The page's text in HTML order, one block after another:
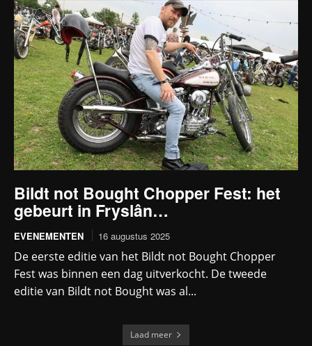
Bildt not Bought Chopper Fest: het
gebeurt in Fryslân…
EVENEMENTEN 16 augustus 2025
De eerste editie van het Bildt not Bought Chopper
Fest was binnen een dag uitverkocht. De tweede
editie van Bildt not Bought was al...
Laad meer